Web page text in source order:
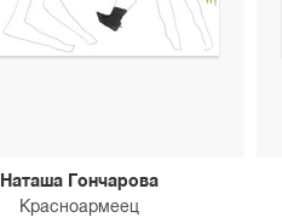
Наташа Гончарова
Красноармеец